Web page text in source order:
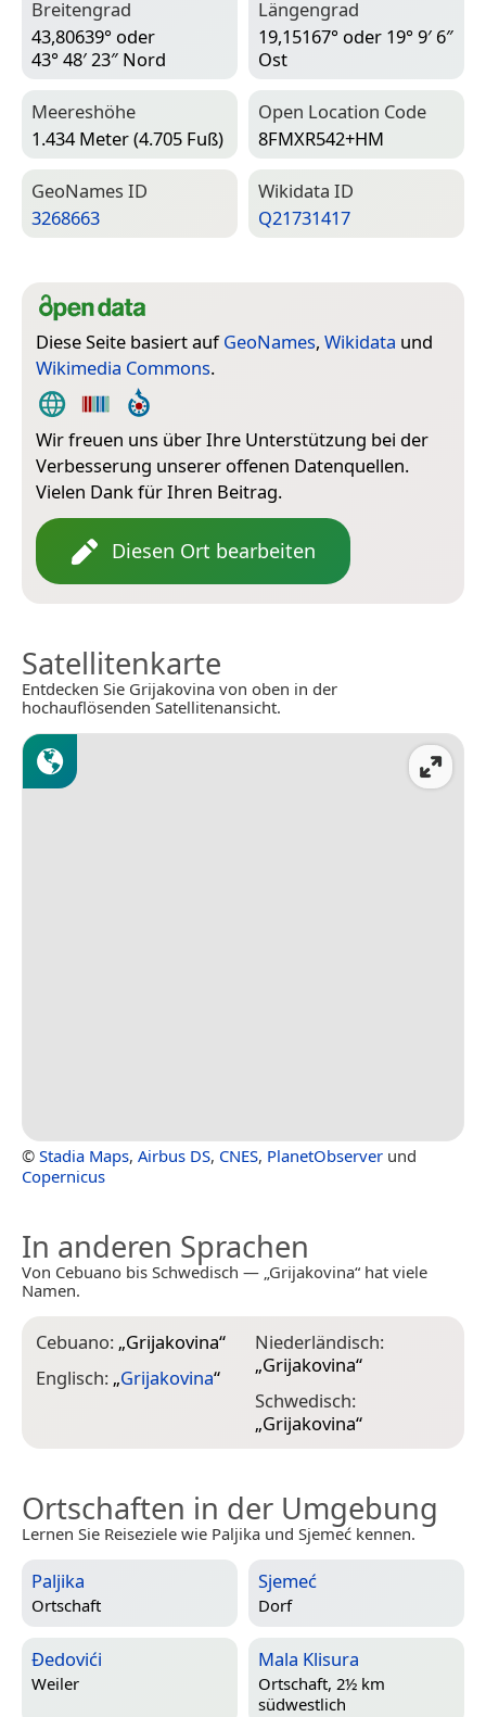
Breitengrad
43,80639° oder
43° 48′ 23″ Nord
Längengrad
19,15167° oder 19° 9′ 6″
Ost
Meereshöhe
1.434 Meter (4.705 Fuß)
Open Location Code
8FMXR542+HM
Geo­Names ID
3268663
Wiki­data ID
Q21731417
Diese Seite basiert aufGeoNames, Wikidata und
Wikimedia Commons.
Wir freuen uns über Ihre Unterstützung bei der
Verbesserung unserer offenen Datenquellen.
Vielen Dank für Ihren Beitrag.
Diesen Ort bearbeiten
Satellitenkarte
Entdecken Sie Grijakovina von oben in der
hochauflösenden Satellitenansicht.
© Stadia Maps, Airbus DS, CNES, PlanetObserver und
Copernicus
In anderen Sprachen
Von Cebuano bis Schwedisch — „Grijakovina“ hat viele
Namen.
Cebuano: „Grijakovina“
Englisch: „Grijakovina“
Niederländisch:
„Grijakovina“
Schwedisch:
„Grijakovina“
Ortschaften in der Umgebung
Lernen Sie Reiseziele wie Paljika und Sjemeć kennen.
Paljika
Ortschaft
Sjemeć
Dorf
Ðedovići
Weiler
Mala Klisura
Ortschaft, 2½ km
südwestlich